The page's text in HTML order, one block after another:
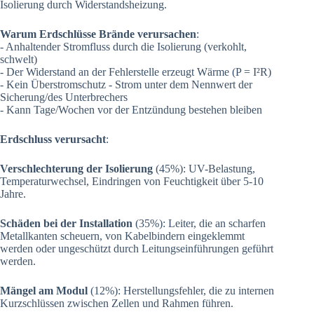
Isolierung durch Widerstandsheizung.
Warum Erdschlüsse Brände verursachen:
- Anhaltender Stromfluss durch die Isolierung (verkohlt,
schwelt)
- Der Widerstand an der Fehlerstelle erzeugt Wärme (P = I²R)
- Kein Überstromschutz - Strom unter dem Nennwert der
Sicherung/des Unterbrechers
- Kann Tage/Wochen vor der Entzündung bestehen bleiben
Erdschluss verursacht:
Verschlechterung der Isolierung (45%): UV-Belastung,
Temperaturwechsel, Eindringen von Feuchtigkeit über 5-10
Jahre.
Schäden bei der Installation (35%): Leiter, die an scharfen
Metallkanten scheuern, von Kabelbindern eingeklemmt
werden oder ungeschützt durch Leitungseinführungen geführt
werden.
Mängel am Modul (12%): Herstellungsfehler, die zu internen
Kurzschlüssen zwischen Zellen und Rahmen führen.